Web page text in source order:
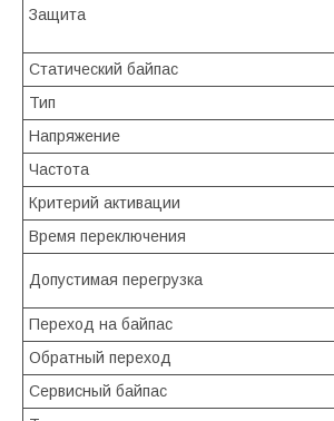
Защита
Статический байпас
Тип
Напряжение
Частота
Критерий активации
Время переключения
Допустимая перегрузка
Переход на байпас
Обратный переход
Сервисный байпас